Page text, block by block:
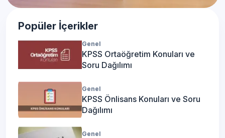
Popüler İçerikler
Genel
KPSS Ortaöğretim Konuları ve
Soru Dağılımı
Genel
KPSS Önlisans Konuları ve Soru
Dağılımı
Genel